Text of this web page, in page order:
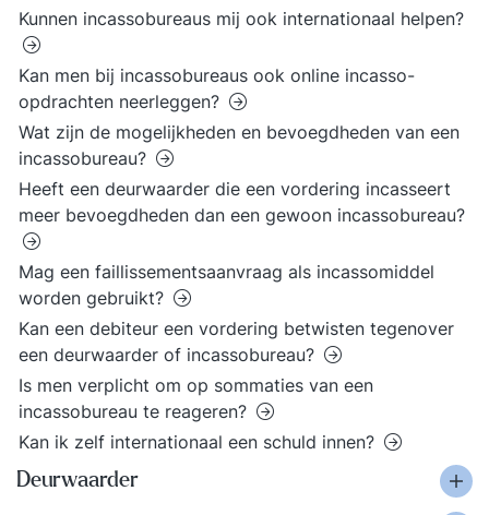
Kunnen incassobureaus mij ook internationaal helpen?
Kan men bij incassobureaus ook online incasso-
opdrachten neerleggen?
Wat zijn de mogelijkheden en bevoegdheden van een
incassobureau?
Heeft een deurwaarder die een vordering incasseert
meer bevoegdheden dan een gewoon incassobureau?
Mag een faillissementsaanvraag als incassomiddel
worden gebruikt?
Kan een debiteur een vordering betwisten tegenover
een deurwaarder of incassobureau?
Is men verplicht om op sommaties van een
incassobureau te reageren?
Kan ik zelf internationaal een schuld innen?
Deurwaarder